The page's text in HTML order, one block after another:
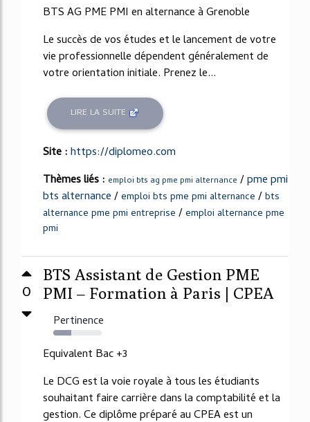
BTS AG PME PMI en alternance à Grenoble
Le succès de vos études et le lancement de votre
vie professionnelle dépendent généralement de
votre orientation initiale. Prenez le...
LIRE LA SUITE
Site :https://diplomeo.com
Thèmes liés : emploi bts ag pme pmi alternance /pme pmi
bts alternance/emploi bts pme pmi alternance /bts
alternance pme pmi entreprise /emploi alternance pme
pmi
0
BTS Assistant de Gestion PME
PMI – Formation à Paris | CPEA
Pertinence
37%
Equivalent Bac +3
Le DCG est la voie royale à tous les étudiants
souhaitant faire carrière dans la comptabilité et la
gestion. Ce diplôme préparé au CPEA est un